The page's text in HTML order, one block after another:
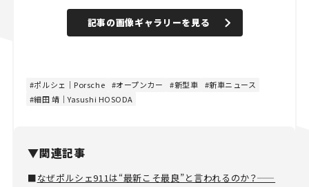
記事の画像ギャラリーを見る
ポルシェ｜Porsche オープンカー 新型車
新車ニュース
細田 靖｜Yasushi HOSODA
▼関連記事
■なぜポルシェ911は“最新こそ最良”と言われるのか？——